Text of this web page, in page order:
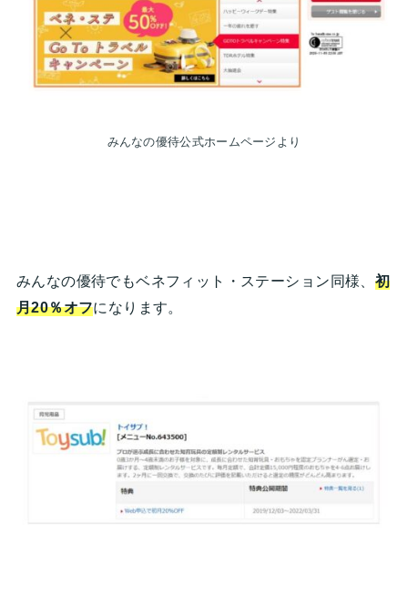
みんなの優待公式ホームページより
みんなの優待でもベネフィット・ステーション同様、 初
月20％オフになります。